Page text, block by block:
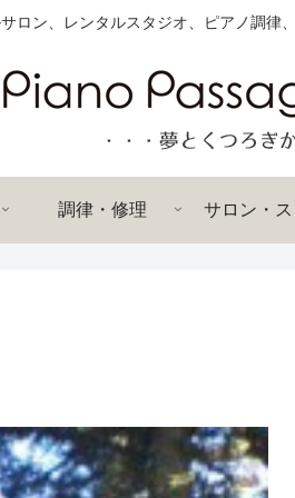
ロン、レンタルスタジオ、ピアノ調律
調律・修理 サロン・